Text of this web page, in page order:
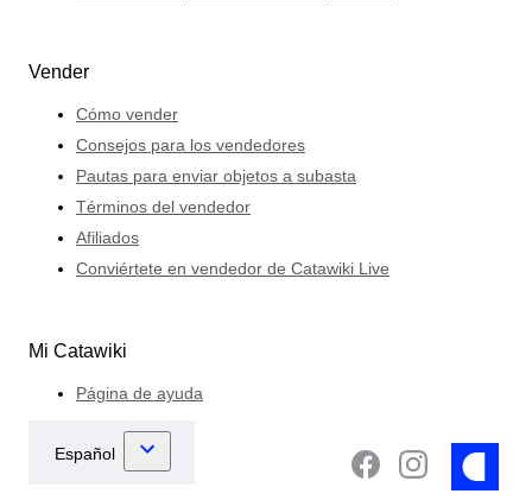
Vender
Cómo vender
Consejos para los vendedores
Pautas para enviar objetos a subasta
Términos del vendedor
Afiliados
Conviértete en vendedor de Catawiki Live
Mi Catawiki
Página de ayuda